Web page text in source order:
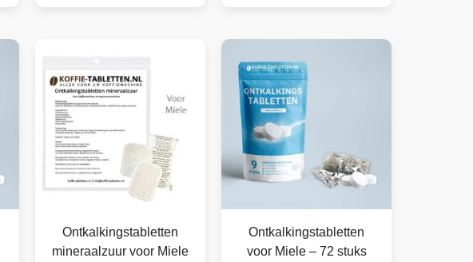
Ontkalkingstabletten
mineraalzuur voor Miele
Ontkalkingstabletten
voor Miele – 72 stuks